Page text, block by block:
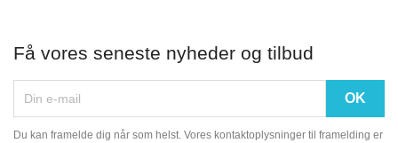
Få vores seneste nyheder og tilbud
Du kan framelde dig når som helst. Vores kontaktoplysninger til framelding er